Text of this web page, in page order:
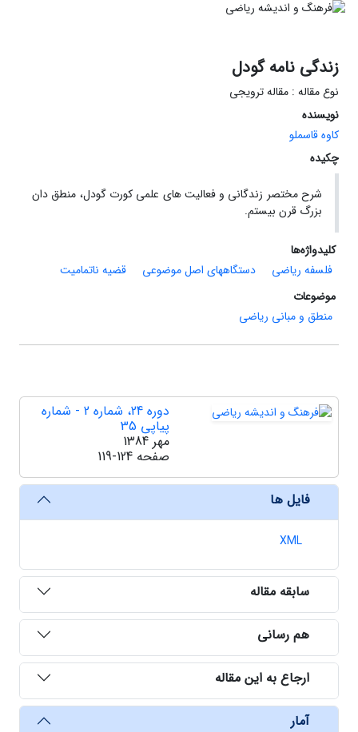
زندگی نامه گودل
نوع مقاله : مقاله ترویجی
نویسنده
کاوه قاسملو
چکیده
شرح مختصر زندگانی و فعالیت های علمی کورت گودل، منطق دان
بزرگ قرن بیستم.
کلیدواژه‌ها
فلسفه ریاضی
دستگاههای اصل موضوعی
قضیه ناتمامیت
موضوعات
منطق و مبانی ریاضی
دوره 24، شماره 2 - شماره
پیاپی 35
مهر 1384
صفحه 119-124
فایل ها
XML
سابقه مقاله
هم رسانی
ارجاع به این مقاله
آمار